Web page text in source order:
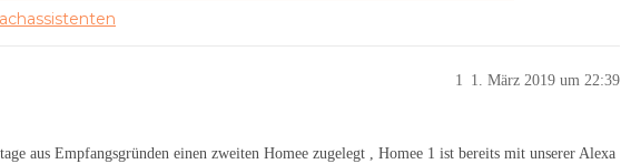
1. März 2019 um 22:39
1
aus Empfangsgründen einen zweiten Homee zugelegt , Homee 1 ist bereits mit unserer Alexa